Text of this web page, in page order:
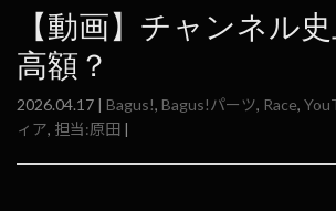
【動画】チャンネル
高額？
2026.04.17 | Bagus!, Bagus!パーツ, Race,
ィア, 担当:原田 |